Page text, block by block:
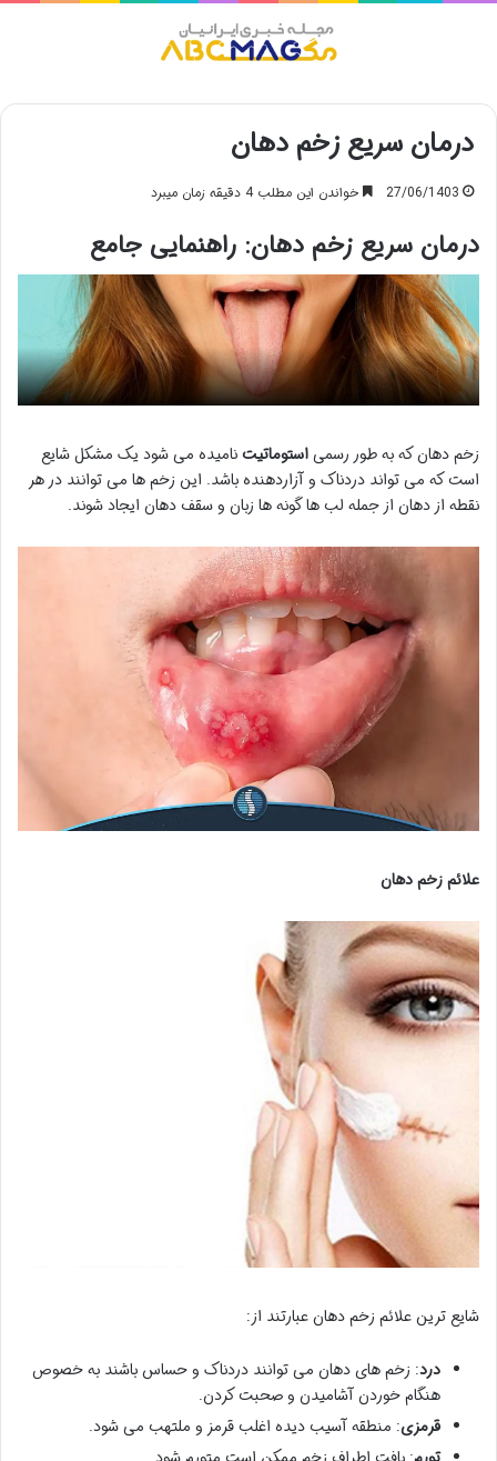
درمان سریع زخم دهان
27/06/1403 خواندن این مطلب 4 دقیقه زمان میبرد
درمان سریع زخم دهان: راهنمایی جامع
زخم دهان که به طور رسمیاستوماتیتنامیده می شود یک مشکل شایع
است که می تواند دردناک و آزاردهنده باشد. این زخم ها می توانند در هر
نقطه از دهان از جمله لب ها گونه ها زبان و سقف دهان ایجاد شوند.
علائم زخم دهان
شایع ترین علائم زخم دهان عبارتند از:
درد: زخم های دهان می توانند دردناک و حساس باشند به خصوص
هنگام خوردن آشامیدن و صحبت کردن.
قرمزی: منطقه آسیب دیده اغلب قرمز و ملتهب می شود.